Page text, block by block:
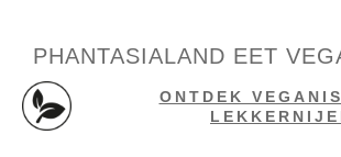
PHANTASIALAND EET
ONTDEK